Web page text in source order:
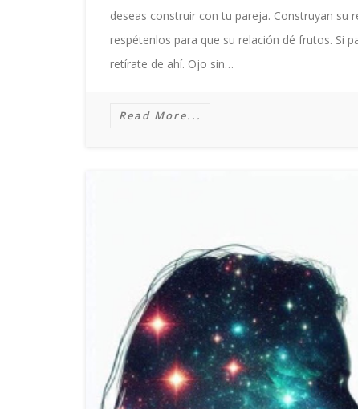
deseas construir con tu pareja. Construyan su
respétenlos para que su relación dé frutos. Si
retírate de ahí. Ojo sin…
Read More...